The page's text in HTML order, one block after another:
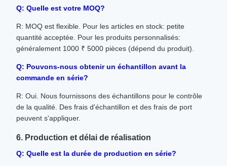
Q: Quelle est votre MOQ?
R: MOQ est flexible. Pour les articles en stock: petite
quantité acceptée. Pour les produits personnalisés:
généralement 1000 ₹ 5000 pièces (dépend du produit).
Q: Pouvons-nous obtenir un échantillon avant la
commande en série?
R: Oui. Nous fournissons des échantillons pour le contrôle
de la qualité. Des frais d'échantillon et des frais de port
peuvent s'appliquer.
6. Production et délai de réalisation
Q: Quelle est la durée de production en série?